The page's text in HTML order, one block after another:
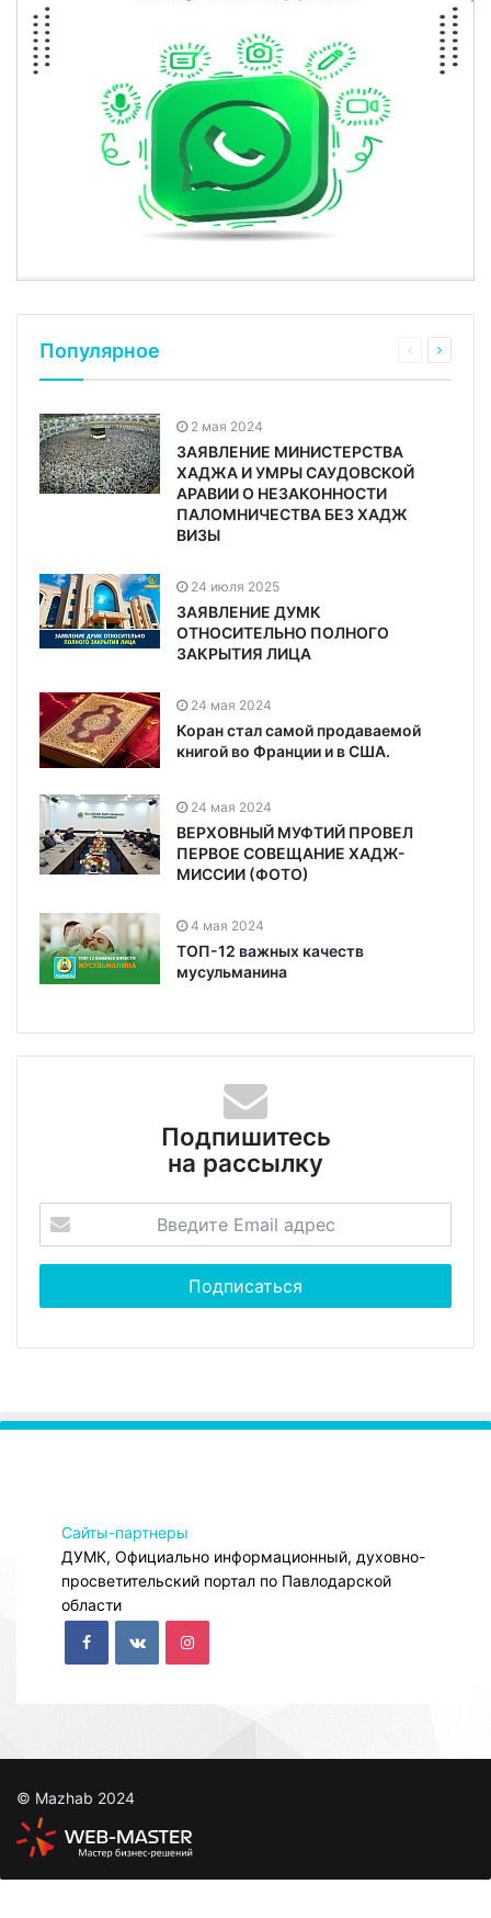
Популярное
2 мая 2024
ЗАЯВЛЕНИЕ МИНИСТЕРСТВА
ХАДЖА И УМРЫ САУДОВСКОЙ
АРАВИИ О НЕЗАКОННОСТИ
ПАЛОМНИЧЕСТВА БЕЗ ХАДЖ
ВИЗЫ
24 июля 2025
ЗАЯВЛЕНИЕ ДУМК
ОТНОСИТЕЛЬНО ПОЛНОГО
ЗАКРЫТИЯ ЛИЦА
24 мая 2024
Коран стал самой продаваемой
книгой во Франции и в США.
24 мая 2024
ВЕРХОВНЫЙ МУФТИЙ ПРОВЕЛ
ПЕРВОЕ СОВЕЩАНИЕ ХАДЖ-
МИССИИ (ФОТО)
4 мая 2024
ТОП-12 важных качеств
мусульманина
Подпишитесь
на рассылку
Сайты-партнеры
ДУМК, Официально информационный, духовно-
просветительский портал по Павлодарской
области
© Mazhab 2024